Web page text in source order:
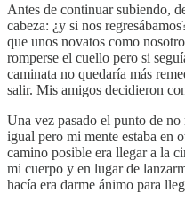
Antes de continuar subiendo,
cabeza: ¿y si nos
que unos novatos como
romperse el cuello pero si
caminata no quedaría más
salir. Mis amigos decidieron
Una vez pasado el punto de
igual pero mi mente estaba en
camino posible era llegar a la
mi cuerpo y en lugar de
hacía era darme ánimo para